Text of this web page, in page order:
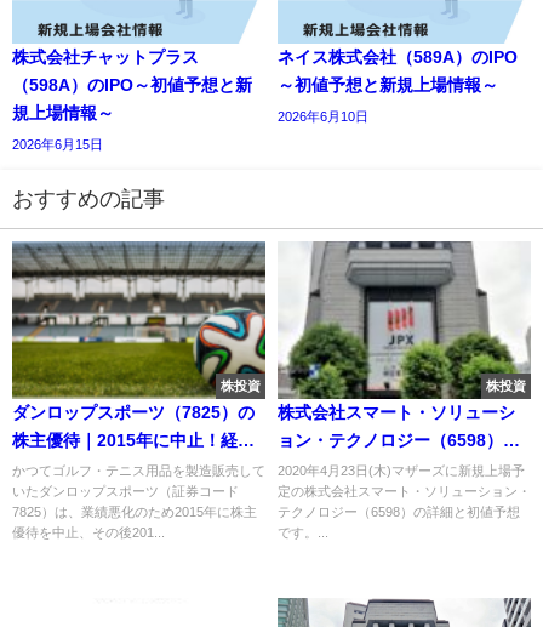
株式会社チャットプラス
（598A）のIPO～初値予想と新
規上場情報～
2026年6月15日
ネイス株式会社（589A）のIPO
～初値予想と新規上場情報～
2026年6月10日
おすすめの記事
株投資
ダンロップスポーツ（7825）の
株主優待｜2015年に中止！経
緯・以前の優待内容は？
かつてゴルフ・テニス用品を製造販売して
いたダンロップスポーツ（証券コード
7825）は、業績悪化のため2015年に株主
優待を中止、その後201...
株投資
株式会社スマート・ソリューシ
ョン・テクノロジー（6598）の
IPO～初値予想と新規上場情報～
2020年4月23日(木)マザーズに新規上場予
定の株式会社スマート・ソリューション・
テクノロジー（6598）の詳細と初値予想
です。...